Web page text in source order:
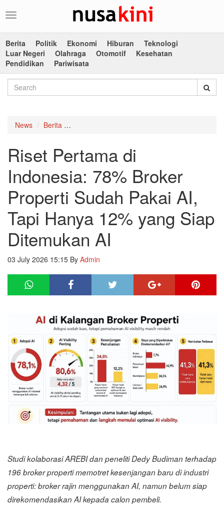
Toggle
Berita
Politik Ekonomi Hiburan
Teknologi
Luar Negeri
Olahraga Otomotif
Kesehatan
Pendidikan
Pariwisata
News Berita
Riset Pertama di
Indonesia: 78% Broker
Properti Sudah Pakai AI,
Tapi Hanya 12% yang Siap
Ditemukan AI
03 July 2026 15:15 By Admin
Studi kolaborasi AREBI dan peneliti Dedy Budiman terhadap
196 broker properti memotret kesenjangan baru di industri
properti: broker rajin menggunakan AI, namun belum siap
direkomendasikan AI kepada calon pembeli.